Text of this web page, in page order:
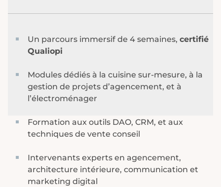
Un parcours immersif de 4 semaines, certifié
Qualiopi
Modules dédiés à la cuisine sur-mesure, à la
gestion de projets d’agencement, et à
l’électroménager
Formation aux outils DAO, CRM, et aux
techniques de vente conseil
Intervenants experts en agencement,
architecture intérieure, communication et
marketing digital